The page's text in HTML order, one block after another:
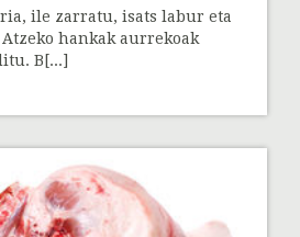
ile zarratu, isats labur eta
hankak aurrekoak
B[...]